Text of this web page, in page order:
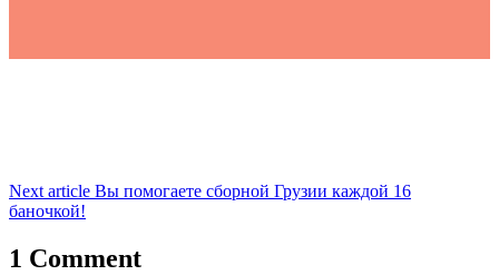
Навигация
по
записям
Next article Вы помогаете сборной Грузии каждой 16
баночкой!
1 Comment